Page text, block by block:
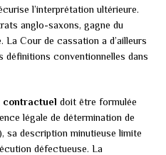
l’interprétation ultérieure.
anglo-saxons, gagne du
Cour de cassation a d’ailleurs
définitions conventionnelles dans
contractuel doit être formulée
légale de détermination de
sa description minutieuse limite
défectueuse. La